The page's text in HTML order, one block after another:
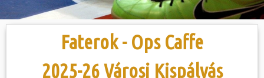
Hasznos
Faterok - Ops Caffe
2025-26 Városi Kispályás